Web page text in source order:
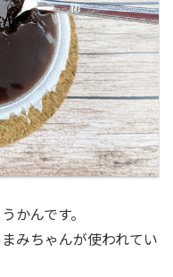
かんです。
みちゃんが使われてい